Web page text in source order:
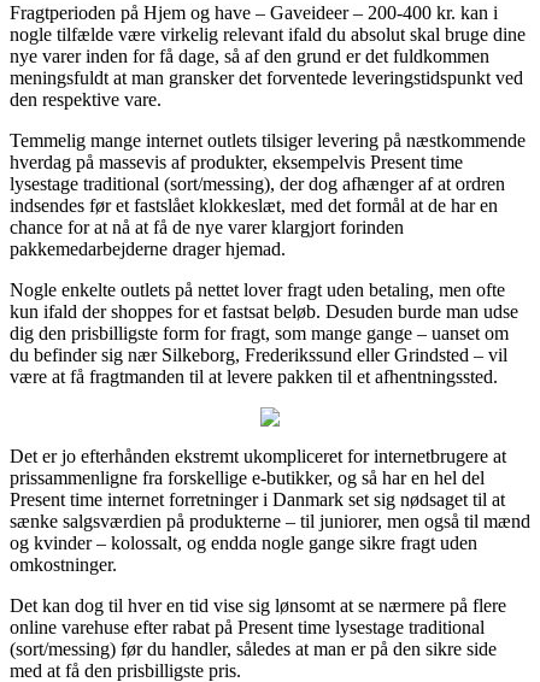
Fragtperioden på Hjem og have – Gaveideer – 200-400 kr. kan i
nogle tilfælde være virkelig relevant ifald du absolut skal bruge dine
nye varer inden for få dage, så af den grund er det fuldkommen
meningsfuldt at man gransker det forventede leveringstidspunkt ved
den respektive vare.
Temmelig mange internet outlets tilsiger levering på næstkommende
hverdag på massevis af produkter, eksempelvis Present time
lysestage traditional (sort/messing), der dog afhænger af at ordren
indsendes før et fastslået klokkeslæt, med det formål at de har en
chance for at nå at få de nye varer klargjort forinden
pakkemedarbejderne drager hjemad.
Nogle enkelte outlets på nettet lover fragt uden betaling, men ofte
kun ifald der shoppes for et fastsat beløb. Desuden burde man udse
dig den prisbilligste form for fragt, som mange gange – uanset om
du befinder sig nær Silkeborg, Frederikssund eller Grindsted – vil
være at få fragtmanden til at levere pakken til et afhentningssted.
Det er jo efterhånden ekstremt ukompliceret for internetbrugere at
prissammenligne fra forskellige e-butikker, og så har en hel del
Present time internet forretninger i Danmark set sig nødsaget til at
sænke salgsværdien på produkterne – til juniorer, men også til mænd
og kvinder – kolossalt, og endda nogle gange sikre fragt uden
omkostninger.
Det kan dog til hver en tid vise sig lønsomt at se nærmere på flere
online varehuse efter rabat på Present time lysestage traditional
(sort/messing) før du handler, således at man er på den sikre side
med at få den prisbilligste pris.